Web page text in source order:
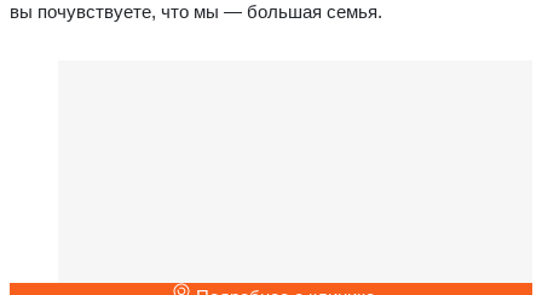
вы почувствуете, что мы — большая семья.